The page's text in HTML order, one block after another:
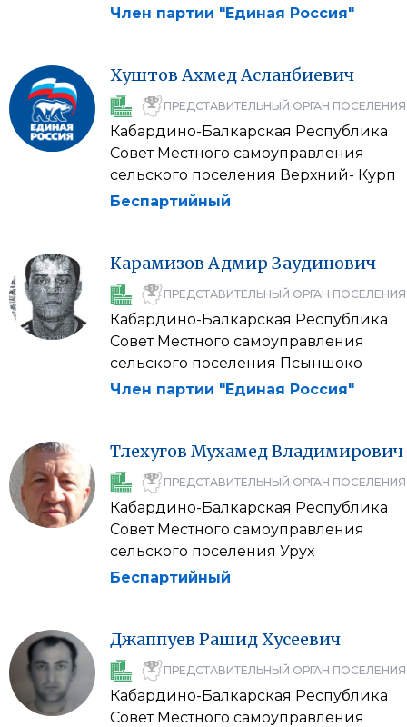
Член партии "Единая Россия"
Хуштов АхмедАсланбиевич
ПРЕДСТАВИТЕЛЬНЫЙ ОРГАН ПОСЕЛЕНИЯ
Кабардино-Балкарская Республика
Совет Местного самоуправления
сельского поселения Верхний- Курп
Беспартийный
Карамизов Адмир Заудинович
ПРЕДСТАВИТЕЛЬНЫЙ ОРГАН ПОСЕЛЕНИЯ
Кабардино-Балкарская Республика
Совет Местного самоуправления
сельского поселения Псыншоко
Член партии "Единая Россия"
Тлехугов МухамедВладимирович
ПРЕДСТАВИТЕЛЬНЫЙ ОРГАН ПОСЕЛЕНИЯ
Кабардино-Балкарская Республика
Совет Местного самоуправления
сельского поселения Урух
Беспартийный
Джаппуев РашидХусеевич
ПРЕДСТАВИТЕЛЬНЫЙ ОРГАН ПОСЕЛЕНИЯ
Кабардино-Балкарская Республика
Совет Местного самоуправления